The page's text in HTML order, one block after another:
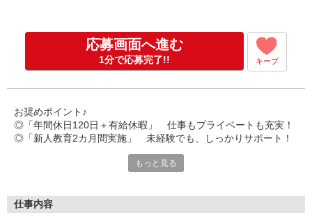
応募画面へ進む
1分で応募完了!! キープ
お奨めポイント♪
◎「年間休日120日＋有給休暇」 仕事もプライベートも充実！
◎「新人教育2カ月間実施」 未経験でも、しっかりサポート！
◎ 私生活の充実こそが良い仕事につながると考えています ◎
そのため当社では、休日の取得やキャリアアップのための研修に
もっと見る
仕事内容